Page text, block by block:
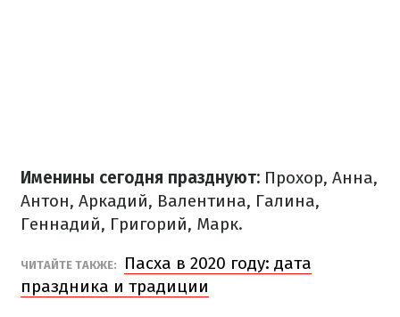
Именины сегодня празднуют: Прохор, Анна,
Антон, Аркадий, Валентина, Галина,
Геннадий, Григорий, Марк.
​ЧИТАЙТЕ ТАКЖЕ:
Пасха в 2020 году: дата
праздника и традиции